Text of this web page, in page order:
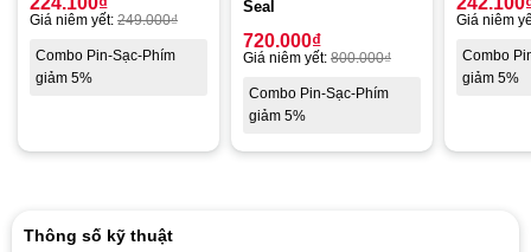
Giá niêm yết: 249.000₫
Combo Pin-Sạc-Phím
giảm 5%
Seal
720.000₫
Giá niêm yết: 800.000₫
Combo Pin-Sạc-Phím
giảm 5%
Giá niêm
Combo
giảm 5%
Thông số kỹ thuật